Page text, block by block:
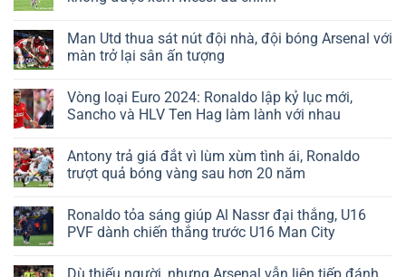
Man Utd thua sát nút đội nhà, đội bóng Arsenal với
màn trở lại sân ấn tượng
Vòng loại Euro 2024: Ronaldo lập kỷ lục mới,
Sancho và HLV Ten Hag làm lành với nhau
Antony trả giá đắt vì lùm xùm tình ái, Ronaldo
trượt quả bóng vàng sau hơn 20 năm
Ronaldo tỏa sáng giúp Al Nassr đại thắng, U16
PVF dành chiến thắng trước U16 Man City
Dù thiếu người, nhưng Arsenal vẫn liên tiếp đánh